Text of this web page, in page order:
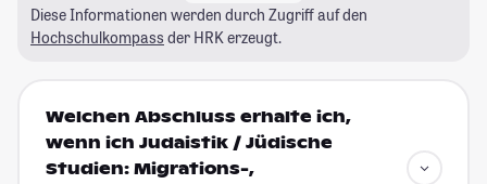
Diese Informationen werden durch Zugriff auf den
Hochschulkompass der HRK erzeugt.
Welchen Abschluss erhalte ich,
wenn ich Judaistik / Jüdische
Studien: Migrations-,